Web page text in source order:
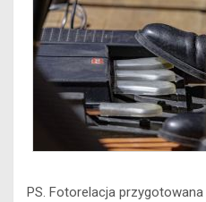
PS. Fotorelacja